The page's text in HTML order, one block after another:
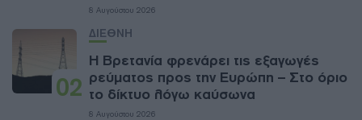
8 Αυγούστου 2026
02
ΔΙΕΘΝΗ
Η Βρετανία φρενάρει τις εξαγωγές
ρεύματος προς την Ευρώπη – Στο όριο
το δίκτυο λόγω καύσωνα
8 Αυγούστου 2026